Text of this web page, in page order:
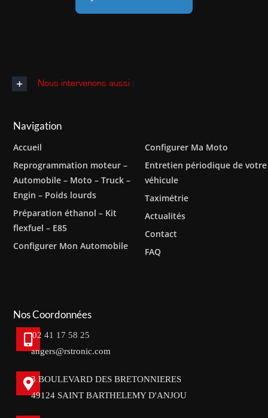
Nous intervenons aussi :
Navigation
Accueil
Reprogrammation moteur –
Automobile – Moto – Truck –
Engin – Poids lourds
Préparation éthanol – Kit
flexfuel – E85
Configurer Mon Automobile
Configurer Ma Moto
Entretien périodique de votre
véhicule
Taximétrie
Actualités
Contact
FAQ
Nos Coordonnées
02 41 17 58 25
angers@rstronic.com
3 BOULEVARD DES BRETONNIERES
49124 SAINT BARTHELEMY D'ANJOU